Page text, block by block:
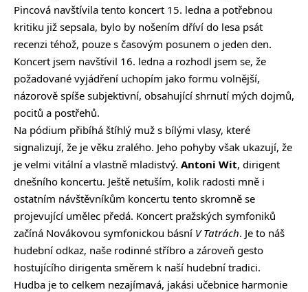
Pincová navštívila tento koncert 15. ledna a potřebnou
kritiku již sepsala, bylo by nošením dříví do lesa psát
recenzi téhož, pouze s časovým posunem o jeden den.
Koncert jsem navštívil 16. ledna a rozhodl jsem se, že
požadované vyjádření uchopím jako formu volnější,
názorově spíše subjektivní, obsahující shrnutí mých dojmů,
pocitů a postřehů.
Na pódium přibíhá štíhlý muž s bílými vlasy, které
signalizují, že je věku zralého. Jeho pohyby však ukazují, že
je velmi vitální a vlastně mladistvý. Antoni Wit, dirigent
dnešního koncertu. Ještě netuším, kolik radosti mně i
ostatním návštěvníkům koncertu tento skromně se
projevující umělec předá. Koncert pražských symfoniků
začíná Novákovou symfonickou básní V Tatrách. Je to náš
hudební odkaz, naše rodinné stříbro a zároveň gesto
hostujícího dirigenta směrem k naší hudební tradici.
Hudba je to celkem nezajímavá, jakási učebnice harmonie